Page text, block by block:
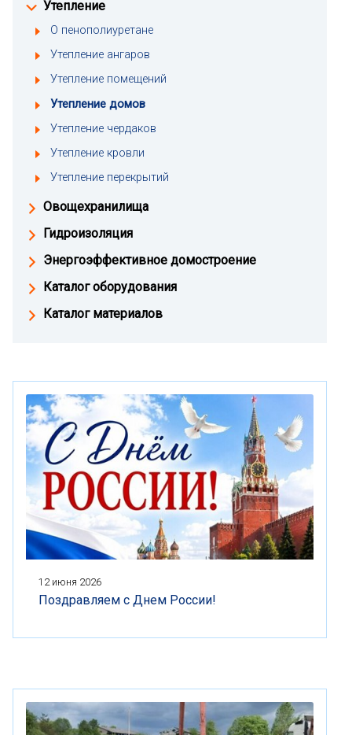
Утепление
О пенополиуретане
Утепление ангаров
Утепление помещений
Утепление домов
Утепление чердаков
Утепление кровли
Утепление перекрытий
Овощехранилища
Гидроизоляция
Энергоэффективное домостроение
Каталог оборудования
Каталог материалов
12 июня 2026
Поздравляем с Днем России!